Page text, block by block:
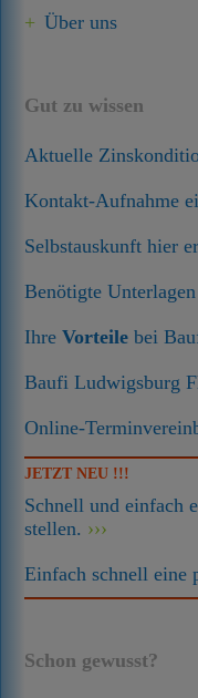
Über uns
Gut zu wissen
Aktuelle
Kontakt-Aufnahme
Selbstauskunft hier
Benötigte
IhreVorteile bei
Baufi Ludwigsburg
Online-
JETZT NEU !!!
Schnell und einfach
stellen.
Einfach schnell eine
Schon gewusst?